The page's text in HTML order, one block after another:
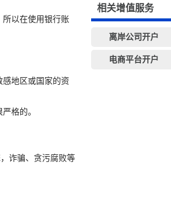
所以在使用银行账
地区或国家的资
格的。
诈骗、贪污腐败等
相关增值服务
离岸公司开户
电商平台开户